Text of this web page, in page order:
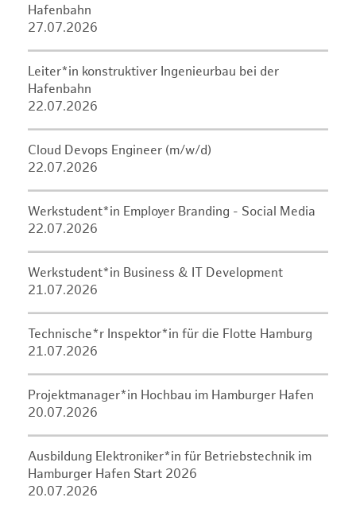
Hafenbahn
27.07.2026
Leiter*in konstruktiver Ingenieurbau bei der
Hafenbahn
22.07.2026
Cloud Devops Engineer (m/w/d)
22.07.2026
Werkstudent*in Employer Branding - Social Media
22.07.2026
Werkstudent*in Business & IT Development
21.07.2026
Technische*r Inspektor*in für die Flotte Hamburg
21.07.2026
Projektmanager*in Hochbau im Hamburger Hafen
20.07.2026
Ausbildung Elektroniker*in für Betriebstechnik im
Hamburger Hafen Start 2026
20.07.2026